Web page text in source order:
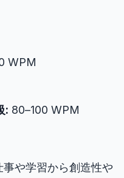
WPM
: 80–100 WPM
や学習から創造性や